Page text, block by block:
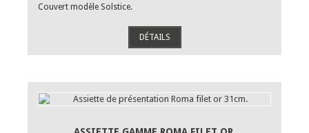
Couvert modèle Solstice.
DÉTAILS